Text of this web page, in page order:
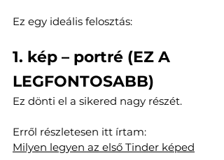
Ez egy ideális felosztás:
1. kép – portré (EZ A
LEGFONTOSABB)
Ez dönti el a sikered nagy részét.
Erről részletesen itt írtam:
Milyen legyen az első Tinder képed